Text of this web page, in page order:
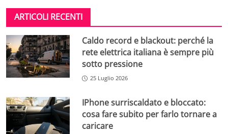
ARTICOLI RECENTI
Caldo record e blackout: perché la
rete elettrica italiana è sempre più
sotto pressione
25 Luglio 2026
IPhone surriscaldato e bloccato:
cosa fare subito per farlo tornare a
caricare